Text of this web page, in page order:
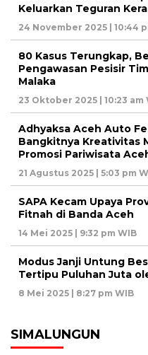
Keluarkan Teguran
24 November 2025 | 10:44
80 Kasus Terungkap,
Pengawasan Pesisir
Malaka
23 Oktober 2025 | 10:23 am
Adhyaksa Aceh Auto
Bangkitnya Kreativitas
Promosi Pariwisata
21 Agustus 2025 | 5:03 pm
SAPA Kecam Upaya
Fitnah di Banda Aceh
14 Mei 2025 | 9:32 pm WIB
Modus Janji Untung
Tertipu Puluhan Juta
8 Mei 2025 | 8:27 pm WIB
SIMALUNGUN